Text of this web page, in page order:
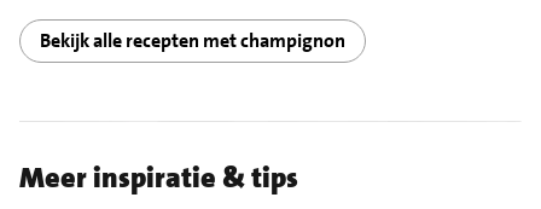
Bekijk alle recepten met champignon
Meer inspiratie & tips